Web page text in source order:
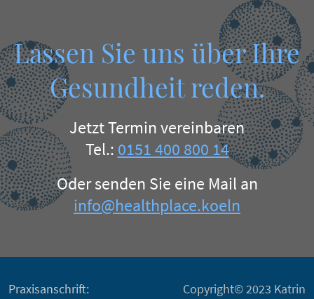
Lassen Sie uns über Ihre
Gesundheit reden.
Jetzt Termin vereinbaren
Tel.: 0151 400 800 14
Oder senden Sie eine Mail an
info@healthplace.koeln
Praxisanschrift:
Copyright© 2023 Katrin